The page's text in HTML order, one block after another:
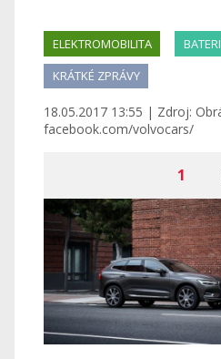
ELEKTROMOBILITA
KRÁTKÉ ZPRÁVY
18.05.2017 13:55 | Zdroj:
facebook.com/volvocars/
1